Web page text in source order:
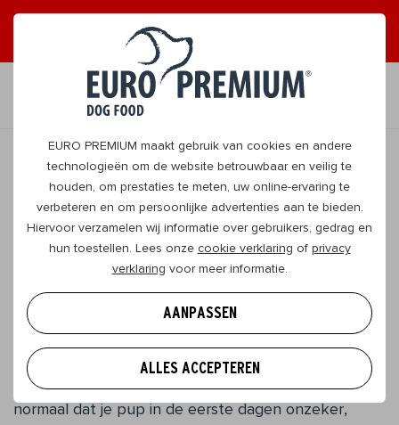
EURO PREMIUM maakt gebruik van cookies en andere
technologieën om de website betrouwbaar en veilig te
houden, om prestaties te meten, uw online-ervaring te
verbeteren en om persoonlijke advertenties aan te bieden.
Hiervoor verzamelen wij informatie over gebruikers, gedrag en
hun toestellen. Lees onze cookie verklaring of privacy
verklaring voor meer informatie.
AANPASSEN
ALLES ACCEPTEREN
ONTVANG GRAAG TIPS
NL
TERUG
Nieuwe pup in huis? Zo voelt hij zich
sneller thuis
Een puppy komt ineens in een compleet nieuwe
wereld terecht. Andere geuren, geluiden, mensen en
regels kunnen best overweldigend zijn. Het is
normaal dat je pup in de eerste dagen onzeker,